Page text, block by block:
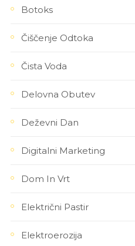
Botoks
Čiščenje Odtoka
Čista Voda
Delovna Obutev
Deževni Dan
Digitalni Marketing
Dom In Vrt
Električni Pastir
Elektroerozija